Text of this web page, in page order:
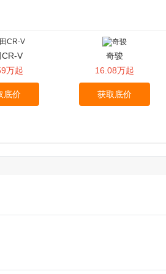
CR-V
万起
底价
奇骏
16.08万起
获取底价